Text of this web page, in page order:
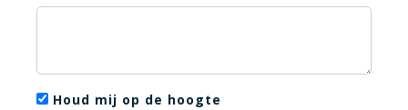
Houd mij op de hoogte